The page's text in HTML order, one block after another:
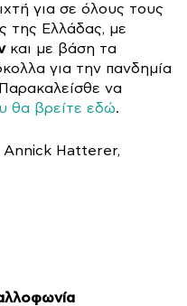
για σε όλους τους
της Ελλάδας, με
και με βάση τα
για την πανδημία
να
θα βρείτε εδώ.
Annick Hatterer,